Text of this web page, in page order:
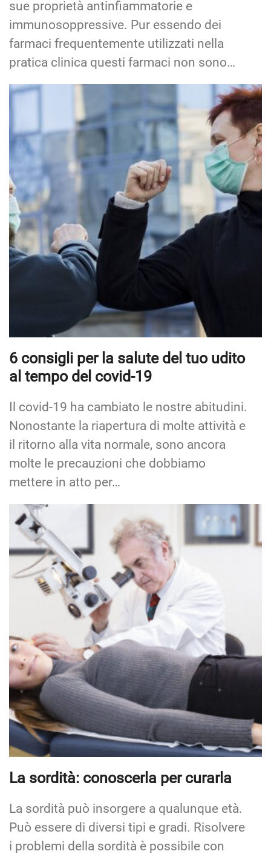
sue proprietà antinfiammatorie e
immunosoppressive. Pur essendo dei
farmaci frequentemente utilizzati nella
pratica clinica questi farmaci non sono…
6 consigli per la salute del tuo udito
al tempo del covid-19
Il covid-19 ha cambiato le nostre abitudini.
Nonostante la riapertura di molte attività e
il ritorno alla vita normale, sono ancora
molte le precauzioni che dobbiamo
mettere in atto per…
La sordità: conoscerla per curarla
La sordità può insorgere a qualunque età.
Può essere di diversi tipi e gradi. Risolvere
i problemi della sordità è possibile con